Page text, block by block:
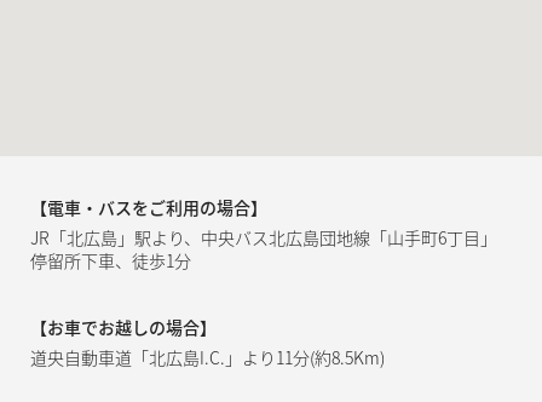
【電車・バスをご利用の場合】
JR「北広島」駅より、中央バス北広島団地線「山手町6丁目」
停留所下車、徒歩1分
【お車でお越しの場合】
道央自動車道「北広島I.C.」より11分(約8.5Km)